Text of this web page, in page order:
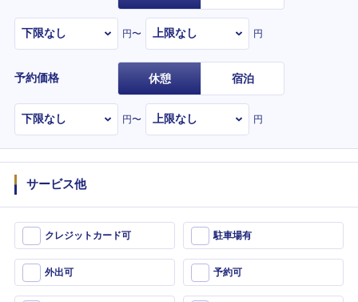
円〜 円
予約価格 休憩 宿泊
円〜 円
サービス他
クレジットカード可 駐車場有
外出可 予約可